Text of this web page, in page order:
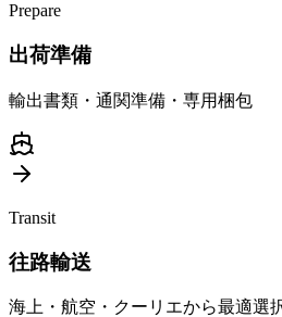
Prepare
出荷準備
輸出書類・通関準備・専用梱包
Transit
往路輸送
海上・航空・クーリエから最適選